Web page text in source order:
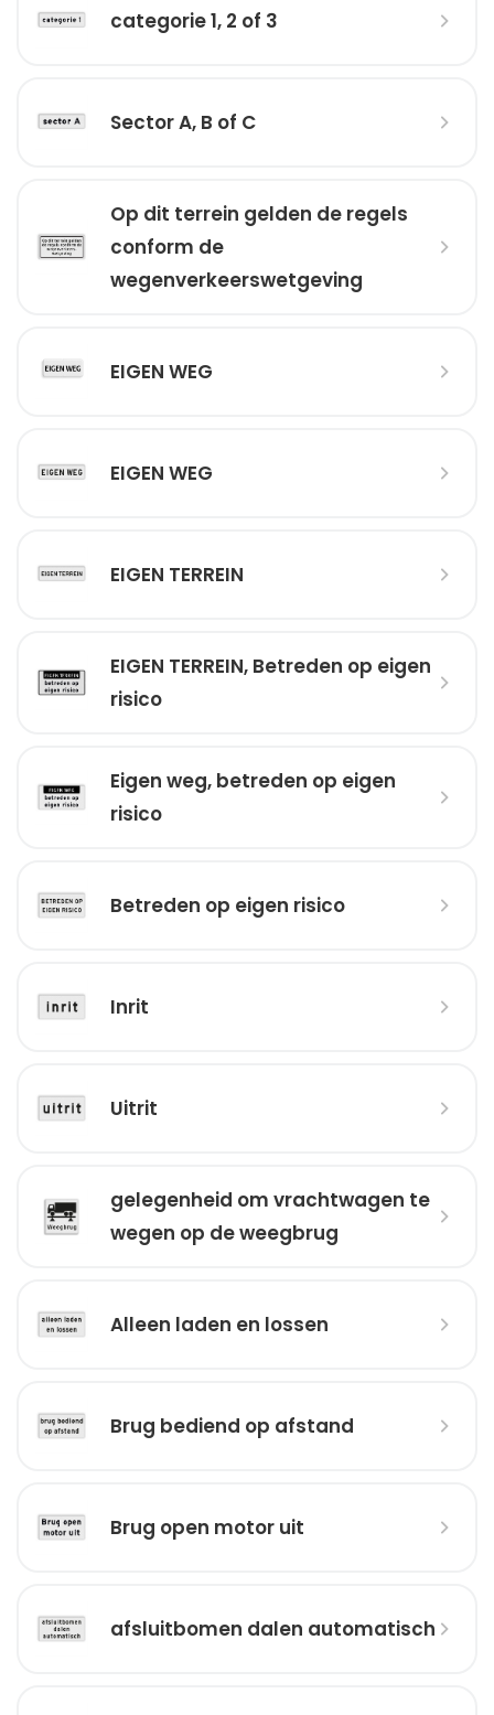
categorie 1, 2 of 3
Sector A, B of C
Op dit terrein gelden de regels
conform de
wegenverkeerswetgeving
EIGEN WEG
EIGEN WEG
EIGEN TERREIN
EIGEN TERREIN, Betreden op eigen
risico
Eigen weg, betreden op eigen
risico
Betreden op eigen risico
Inrit
Uitrit
gelegenheid om vrachtwagen te
wegen op de weegbrug
Alleen laden en lossen
Brug bediend op afstand
Brug open motor uit
afsluitbomen dalen automatisch